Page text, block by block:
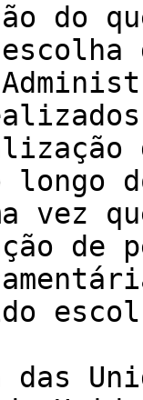
do
vez
de
das